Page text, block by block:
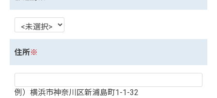
住所※
例）横浜市神奈川区新浦島町1-1-32